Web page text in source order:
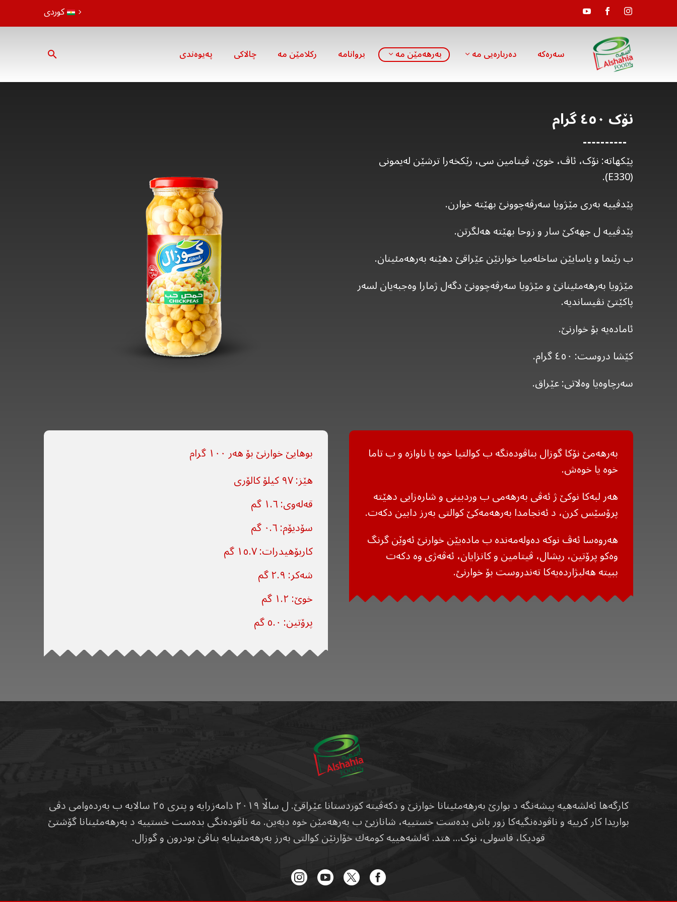
کوردی
سەرەکە دەربارەیی مە بەرهەمێن مە بروانامە رکلامێن مە چالاکی پەیوەندی
نۆک ٤٥٠ گرام
پێکهاتە: نۆک، ئاڤ، خوێ، ڤیتامین سی، رێکخەرا ترشێن لەیمونی
(E330).
پێدڤییە بەری مێژویا سەرڤەچوونێ بهێتە خوارن.
پێدڤییە ل جهەکێ سار و زوحا بهێتە هەلگرتن.
ب رێنما و یاسایێن ساخلەمیا خوارنێن عێراقێ دهێنە بەرهەمئینان.
مێژویا بەرهەمئینانێ و مێژویا سەرڤەچوونێ دگەل ژمارا وەجبەیان لسەر
پاکێتێ نڤیساندیە.
ئامادەیە بۆ خوارنێ.
کێشا دروست: ٤٥٠ گرام.
سەرچاوەیا وەلاتی: عێراق.
بوهایێ خوارنێ بۆ هەر ١٠٠ گرام
هێز: ٩٧ کیلۆ کالۆری
قەلەوی: ١.٦ گم
سۆدیۆم: ٠.٦ گم
کاربۆهیدرات: ١٥.٧ گم
شەکر: ٢.٩ گم
خوێ: ١.٢ گم
پرۆتین: ٥.٠ گم
بەرهەمێ نۆکا گوزال بناڤودەنگە ب کوالتیا خوە یا ناوازە و ب تاما
خوە یا خوەش.
هەر لبەکا نوکێ ژ ئەڤی بەرهەمی ب وردبینی و شارەزایی دهێتە
پرۆسێس کرن، د ئەنجامدا بەرهەمەکێ کوالتی بەرز دابین دکەت.
هەروەسا ئەڤ نوکە دەولەمەندە ب مادەیێن خوارنێ ئەوێن گرنگ
وەکو پرۆتین، ریشال، ڤیتامین و کانزایان، ئەڤەژی وە دکەت
ببیتە هەلبژاردەیەکا تەندروست بۆ خوارنێ.
کارگەها ئەلشەهیە پیشەنگە د بوارێ بەرهەمئینانا خوارنێ و دکەڤیتە کوردستانا عێراقێ. ل ساڵا ٢٠١٩ دامەزرایە و پتری ٢٥ سالایە ب بەردەوامی دڤی
بواریدا کار کرییە و ناڤودەنگیەکا زور باش بدەست خستییە، شانازیێ ب بەرهەمێن خوە دبەین. مە ناڤودەنگی بدەست خستییە د بەرهەمئینانا گۆشتێ
قودیکا، فاسولی، نوک… هتد. ئەلشەهییە کومەك خۆارنێن کوالتی بەرز بەرهەمئینایە بناڤێ بودرون و گوزال.